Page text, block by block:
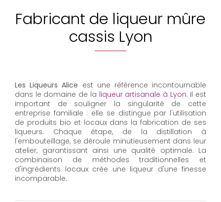
Fabricant de liqueur mûre
cassis Lyon
Les Liqueurs Alice est une référence incontournable
dans le domaine de la liqueur artisanale à Lyon. Il est
important de souligner la singularité de cette
entreprise familiale : elle se distingue par l'utilisation
de produits bio et locaux dans la fabrication de ses
liqueurs. Chaque étape, de la distillation à
l'embouteillage, se déroule minutieusement dans leur
atelier, garantissant ainsi une qualité optimale. La
combinaison de méthodes traditionnelles et
d'ingrédients locaux crée une liqueur d'une finesse
incomparable.